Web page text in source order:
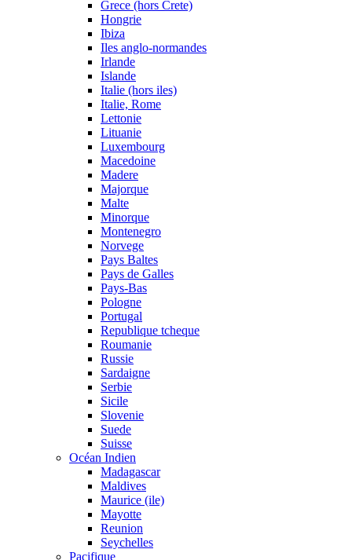
Grece (hors Crete)
Hongrie
Ibiza
Iles anglo-normandes
Irlande
Islande
Italie (hors iles)
Italie, Rome
Lettonie
Lituanie
Luxembourg
Macedoine
Madere
Majorque
Malte
Minorque
Montenegro
Norvege
Pays Baltes
Pays de Galles
Pays-Bas
Pologne
Portugal
Republique tcheque
Roumanie
Russie
Sardaigne
Serbie
Sicile
Slovenie
Suede
Suisse
Océan Indien
Madagascar
Maldives
Maurice (ile)
Mayotte
Reunion
Seychelles
Pacifique